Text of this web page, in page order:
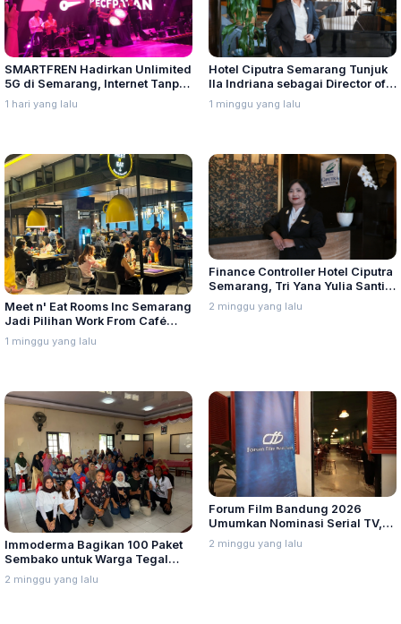
SMARTFREN Hadirkan Unlimited
5G di Semarang, Internet Tanpa
Batas Kecepatan
1 hari yang lalu
Hotel Ciputra Semarang Tunjuk
Ila Indriana sebagai Director of
Sales & Marketing
1 minggu yang lalu
Meet n' Eat Rooms Inc Semarang
Jadi Pilihan Work From Café
dengan Menu Baru yang Variatif
1 minggu yang lalu
Finance Controller Hotel Ciputra
Semarang, Tri Yana Yulia Santi:
Kepemimpinan Berawal dari
Integritas dan Proses
2 minggu yang lalu
Immoderma Bagikan 100 Paket
Sembako untuk Warga Tegal
Sari Semarang
2 minggu yang lalu
Forum Film Bandung 2026
Umumkan Nominasi Serial TV,
Web Hingga Pemeran Utama
Terpuji
2 minggu yang lalu